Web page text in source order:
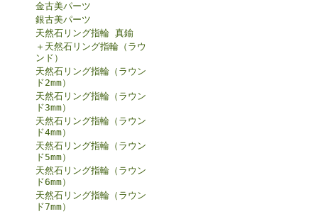
金古美パーツ
銀古美パーツ
天然石リング指輪 真鍮
＋天然石リング指輪（ラウ
ンド）
天然石リング指輪（ラウン
ド2mm）
天然石リング指輪（ラウン
ド3mm）
天然石リング指輪（ラウン
ド4mm）
天然石リング指輪（ラウン
ド5mm）
天然石リング指輪（ラウン
ド6mm）
天然石リング指輪（ラウン
ド7mm）